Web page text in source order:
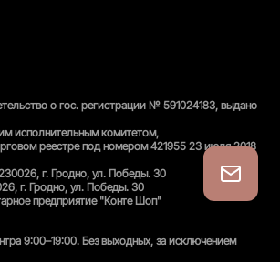
о гос. регистрации № 591024183, выдано
исполнительным комитетом,
реестре под номером 421955 23 июля 2018
г. Гродно, ул. Победы. 30
г. Гродно, ул. Победы. 30
предприятие "Конте Шоп"
9:00–19:00. Без выходных, за исключением